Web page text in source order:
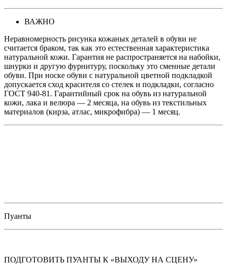
ВАЖНО
Неравномерность рисунка кожаных деталей в обуви не
считается браком, так как это естественная характеристика
натуральной кожи. Гарантия не распространяется на набойки,
шнурки и другую фурнитуру, поскольку это сменные детали
обуви. При носке обуви с натуральной цветной подкладкой
допускается сход красителя со стелек и подкладки, согласно
ГОСТ 940-81. Гарантийный срок на обувь из натуральной
кожи, лака и велюра — 2 месяца, на обувь из текстильных
материалов (кирза, атлас, микрофибра) — 1 месяц.
Пуанты
ПОДГОТОВИТЬ ПУАНТЫ К «ВЫХОДУ НА СЦЕНУ»